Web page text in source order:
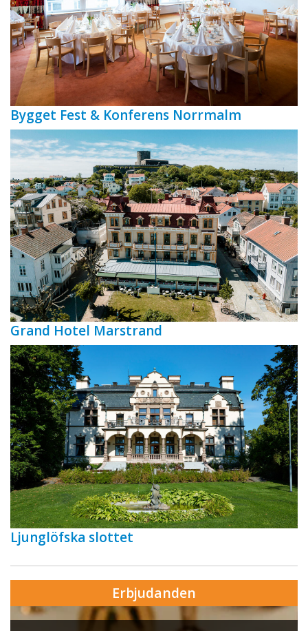
Bygget Fest & Konferens Norrmalm
Grand Hotel Marstrand
Ljunglöfska slottet
Erbjudanden